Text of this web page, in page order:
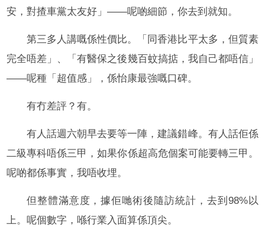
安，對揸車黨太友好」——呢啲細節，你去到就知。
第三多人講嘅係性價比。「同香港比平太多，但質素
完全唔差」、「有醫保之後幾百蚊搞掂，我自己都唔信」
——呢種「超值感」，係怡康最強嘅口碑。
有冇差評？有。
有人話週六朝早去要等一陣，建議錯峰。有人話佢係
二級專科唔係三甲，如果你係超高危個案可能要轉三甲。
呢啲都係事實，我唔收埋。
但整體滿意度，據佢哋術後隨訪統計，去到98%以
上。呢個數字，喺行業入面算係頂尖。